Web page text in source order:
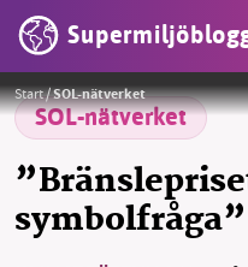
OMRÅDEN
MILJÖFAKTA
OM OSS
Start/SOL-nätverket
SOL-nätverket
symbolfråga”
Arne Müller fick Guldspaden